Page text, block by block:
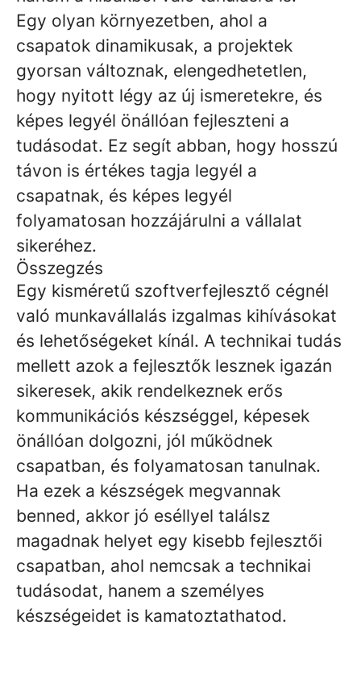
Egy olyan környezetben, ahol a
csapatok dinamikusak, a projektek
gyorsan változnak, elengedhetetlen,
hogy nyitott légy az új ismeretekre, és
képes legyél önállóan fejleszteni a
tudásodat. Ez segít abban, hogy hosszú
távon is értékes tagja legyél a
csapatnak, és képes legyél
folyamatosan hozzájárulni a vállalat
sikeréhez.
Összegzés
Egy kisméretű szoftverfejlesztő cégnél
való munkavállalás izgalmas kihívásokat
és lehetőségeket kínál. A technikai tudás
mellett azok a fejlesztők lesznek igazán
sikeresek, akik rendelkeznek erős
kommunikációs készséggel, képesek
önállóan dolgozni, jól működnek
csapatban, és folyamatosan tanulnak.
Ha ezek a készségek megvannak
benned, akkor jó eséllyel találsz
magadnak helyet egy kisebb fejlesztői
csapatban, ahol nemcsak a technikai
tudásodat, hanem a személyes
készségeidet is kamatoztathatod.